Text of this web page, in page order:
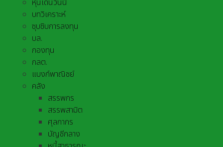
หุ้นเด่นวันนี้
บทวิเคราะห์
ซุบซิบการลงทุน
บล.
กองทุน
กลต.
แบงก์พาณิชย์
คลัง
สรรพกร
สรรพสามิต
ศุลกากร
บัญชีกลาง